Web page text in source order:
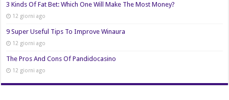
3 Kinds Of Fat Bet: Which One Will Make The Most Money?
12 giorni ago
9 Super Useful Tips To Improve Winaura
12 giorni ago
The Pros And Cons Of Pandidocasino
12 giorni ago